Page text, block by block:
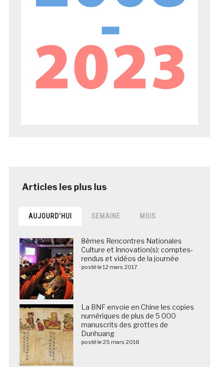
AUJOURD’HUI SEMAINE MOIS
8èmes Rencontres Nationales
Culture et Innovation(s): comptes-
rendus et vidéos de la journée
posté le 12 mars 2017
La BNF envoie en Chine les copies
numériques de plus de 5 000
manuscrits des grottes de
Dunhuang
posté le 25 mars 2018